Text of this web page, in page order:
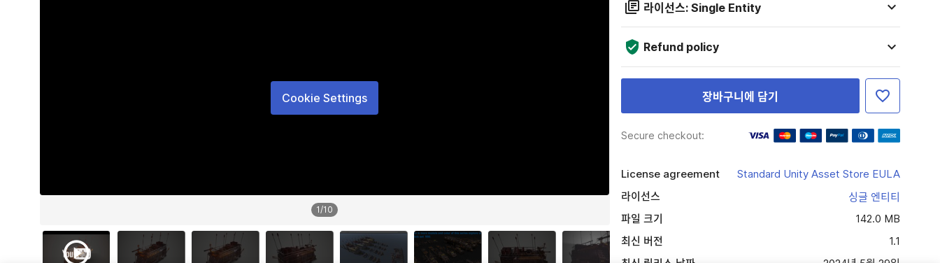
Cookie Settings
1/10
라이선스: Single Entity
Refund policy
장바구니에 담기
Secure checkout:
License agreement
Standard Unity Asset Store EULA
라이선스
싱글 엔티티
파일 크기
142.0 MB
최신 버전
1.1